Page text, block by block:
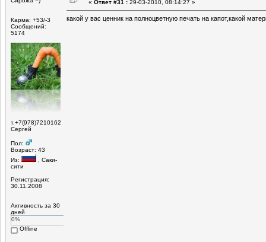
Карма: +53/-3
Сообщений:
5174
т.+7(978)7210162
Сергей
Пол:
Возраст: 43
Из:
, Саки-
сити
Регистрация:
30.11.2008
Активность за 30
дней
0%
Offline
« Ответ #31 : 29-03-2010, 08:14:27 »
какой у вас ценник на полноцветную печать на капот,какой